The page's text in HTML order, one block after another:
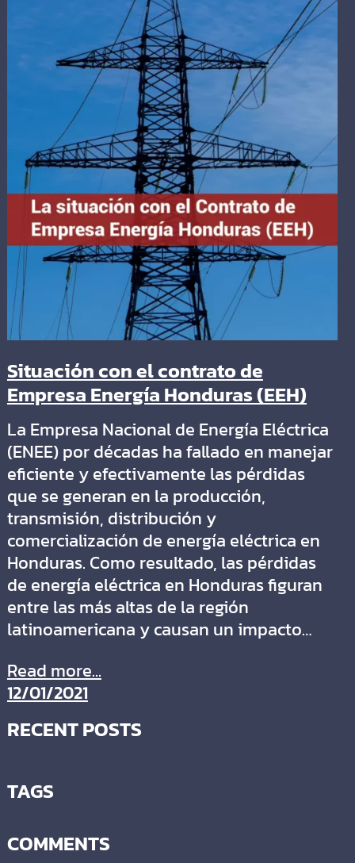
Situación con el contrato de
Empresa Energía Honduras (EEH)
La Empresa Nacional de Energía Eléctrica
(ENEE) por décadas ha fallado en manejar
eficiente y efectivamente las pérdidas
que se generan en la producción,
transmisión, distribución y
comercialización de energía eléctrica en
Honduras. Como resultado, las pérdidas
de energía eléctrica en Honduras figuran
entre las más altas de la región
latinoamericana y causan un impacto…
Read more...
12/01/2021
RECENT POSTS
TAGS
COMMENTS